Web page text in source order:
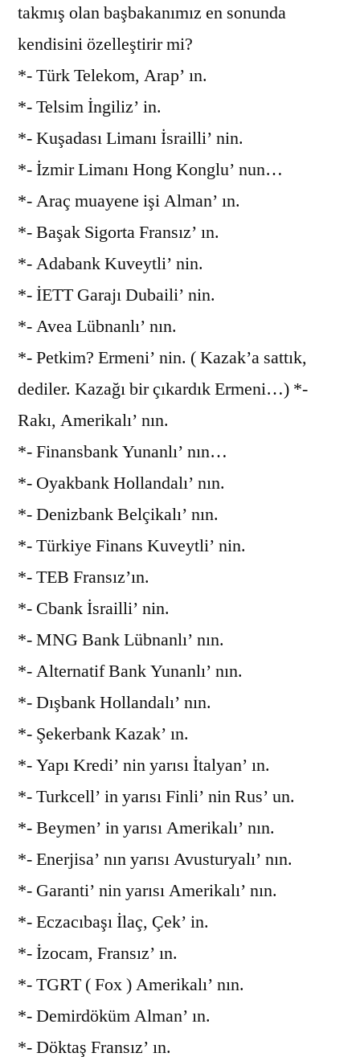
takmış olan başbakanımız en sonunda
kendisini özelleştirir mi?
*- Türk Telekom, Arap’ ın.
*- Telsim İngiliz’ in.
*- Kuşadası Limanı İsrailli’ nin.
*- İzmir Limanı Hong Konglu’ nun…
*- Araç muayene işi Alman’ ın.
*- Başak Sigorta Fransız’ ın.
*- Adabank Kuveytli’ nin.
*- İETT Garajı Dubaili’ nin.
*- Avea Lübnanlı’ nın.
*- Petkim? Ermeni’ nin. ( Kazak’a sattık,
dediler. Kazağı bir çıkardık Ermeni…) *-
Rakı, Amerikalı’ nın.
*- Finansbank Yunanlı’ nın…
*- Oyakbank Hollandalı’ nın.
*- Denizbank Belçikalı’ nın.
*- Türkiye Finans Kuveytli’ nin.
*- TEB Fransız’ın.
*- Cbank İsrailli’ nin.
*- MNG Bank Lübnanlı’ nın.
*- Alternatif Bank Yunanlı’ nın.
*- Dışbank Hollandalı’ nın.
*- Şekerbank Kazak’ ın.
*- Yapı Kredi’ nin yarısı İtalyan’ ın.
*- Turkcell’ in yarısı Finli’ nin Rus’ un.
*- Beymen’ in yarısı Amerikalı’ nın.
*- Enerjisa’ nın yarısı Avusturyalı’ nın.
*- Garanti’ nin yarısı Amerikalı’ nın.
*- Eczacıbaşı İlaç, Çek’ in.
*- İzocam, Fransız’ ın.
*- TGRT ( Fox ) Amerikalı’ nın.
*- Demirdöküm Alman’ ın.
*- Döktaş Fransız’ ın.